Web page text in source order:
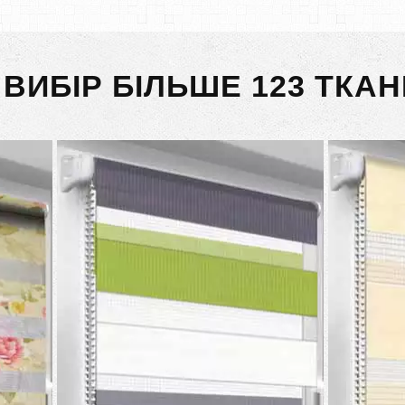
БІЛЬШЕ 123